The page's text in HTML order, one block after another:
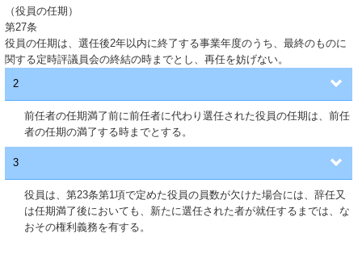
（役員の任期）
第27条
役員の任期は、選任後2年以内に終了する事業年度のうち、最終のものに
関する定時評議員会の終結の時までとし、再任を妨げない。
2
前任者の任期満了前に前任者に代わり選任された役員の任期は、前任
者の任期の満了する時までとする。
3
役員は、第23条第1項で定めた役員の員数が欠けた場合には、辞任又
は任期満了後においても、新たに選任された者が就任するまでは、な
おその権利義務を有する。